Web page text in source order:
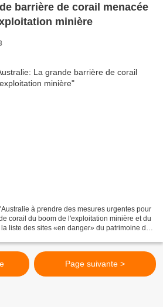
barrière de corail menacée
minière
à prendre des mesures urgentes pour
corail du boom de l'exploitation minière et du
liste des sites «en danger» du patrimoine de
Page suivante >